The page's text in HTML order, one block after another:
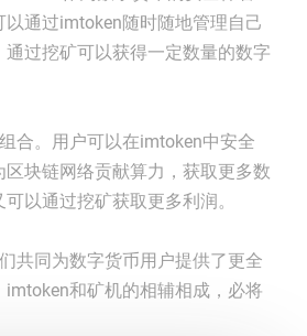
通过imtoken随时随地管理自己
过挖矿可以获得一定数量的数字
合。用户可以在imtoken中安全
块链网络贡献算力，获取更多数
以通过挖矿获取更多利润。
共同为数字货币用户提供了更全
和矿机的相辅相成，必将